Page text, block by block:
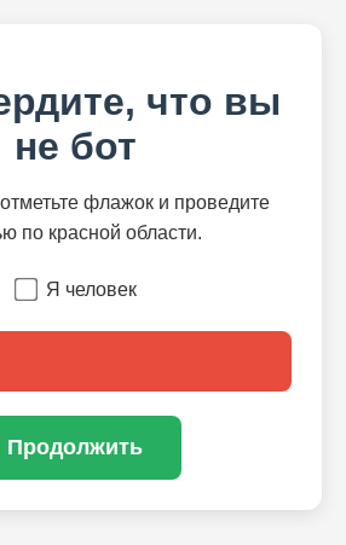
что вы
не бот
флажок и проведите
по красной области.
Я человек
Продолжить